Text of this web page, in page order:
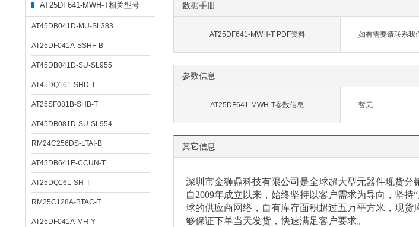
AT25DF641-MWH-T相关型号
AT45DB041D-MU-SL383
AT25DF041A-SSHF-B
AT45DB041D-SU-SL955
AT45DQ161-SHD-T
AT25SF081B-SHB-T
AT45DB081D-SU-SL954
RM24C256DS-LTAI-B
AT45DB641E-CCUN-T
AT25DQ161-SH-T
RM25C128A-BTAC-T
AT25DF041A-MH-Y
数据手册
AT25DF641-MWH-T PDF资料 如有需要请联系我
参数信息
AT25DF641-MWH-T参数信息 暂无
其它信息
深圳市金狮鼎科技有限公司是全球超大型元器件现货分
自2009年成立以来，始终坚持以客户需求为导向，坚
球的供应商网络，自有库存面积超过五万平方米，现
够保证下单当天发货，快速满足客户要求。